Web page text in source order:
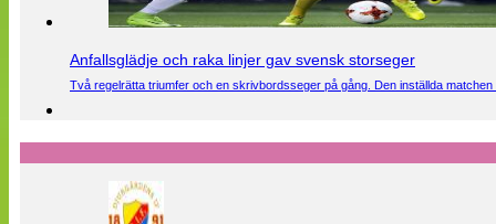
Anfallsglädje och raka linjer gav svensk storseger
Två regelrätta triumfer och en skrivbordsseger på gång. Den inställda